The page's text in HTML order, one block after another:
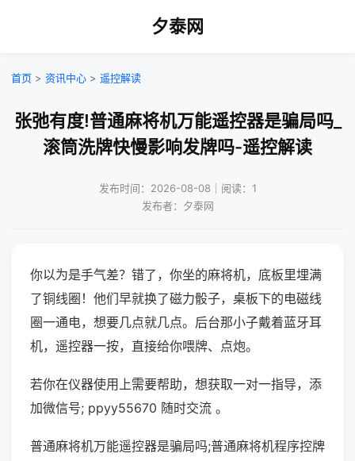
夕泰网
首页 > 资讯中心 > 遥控解读
张弛有度!普通麻将机万能遥控器是骗局吗_
滚筒洗牌快慢影响发牌吗-遥控解读
发布时间：2026-08-08｜阅读：1
发布者：夕泰网
你以为是手气差？错了，你坐的麻将机，底板里埋满
了铜线圈！他们早就换了磁力骰子，桌板下的电磁线
圈一通电，想要几点就几点。后台那小子戴着蓝牙耳
机，遥控器一按，直接给你喂牌、点炮。
若你在仪器使用上需要帮助，想获取一对一指导，添
加微信号; ppyy55670 随时交流 。
普通麻将机万能遥控器是骗局吗;普通麻将机程序控牌